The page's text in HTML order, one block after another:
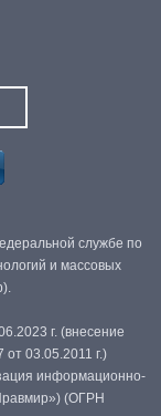
службе по
и массовых
г. (внесение
03.05.2011 г.)
информационно-
(ОГРН